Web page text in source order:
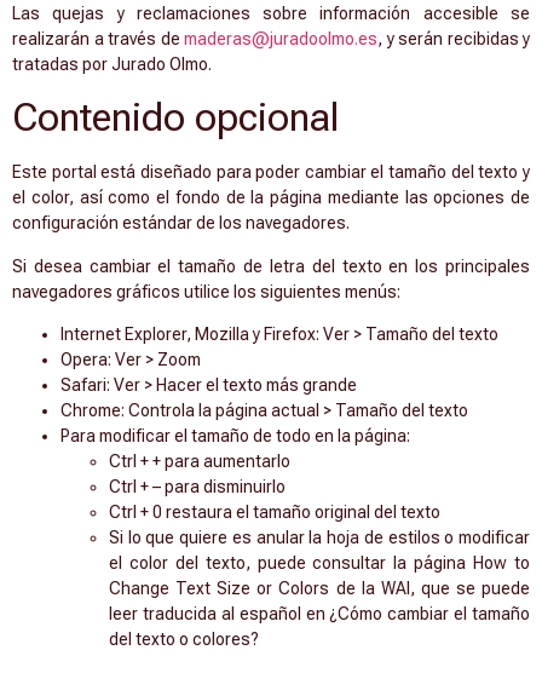
Las quejas y reclamaciones sobre información accesible se
realizarán a través de maderas@juradoolmo.es, y serán recibidas y
tratadas por Jurado Olmo.
Contenido opcional
Este portal está diseñado para poder cambiar el tamaño del texto y
el color, así como el fondo de la página mediante las opciones de
configuración estándar de los navegadores.
Si desea cambiar el tamaño de letra del texto en los principales
navegadores gráficos utilice los siguientes menús:
Internet Explorer, Mozilla y Firefox: Ver > Tamaño del texto
Opera: Ver > Zoom
Safari: Ver > Hacer el texto más grande
Chrome: Controla la página actual > Tamaño del texto
Para modificar el tamaño de todo en la página:
Ctrl + + para aumentarlo
Ctrl + – para disminuirlo
Ctrl + 0 restaura el tamaño original del texto
Si lo que quiere es anular la hoja de estilos o modificar
el color del texto, puede consultar la página How to
Change Text Size or Colors de la WAI, que se puede
leer traducida al español en ¿Cómo cambiar el tamaño
del texto o colores?